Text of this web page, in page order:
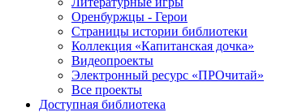
Оренбуржцы - Герои
Страницы истории библиотеки
Коллекция «Капитанская дочка»
Видеопроекты
Электронный ресурс «ПРОчитай»
Все проекты
Доступная библиотека